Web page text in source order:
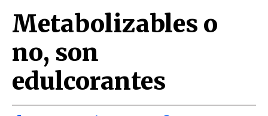
Metabolizables o
no, son
edulcorantes